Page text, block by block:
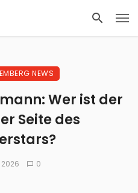
NEWS
Wer ist der
Seite des
2026 0